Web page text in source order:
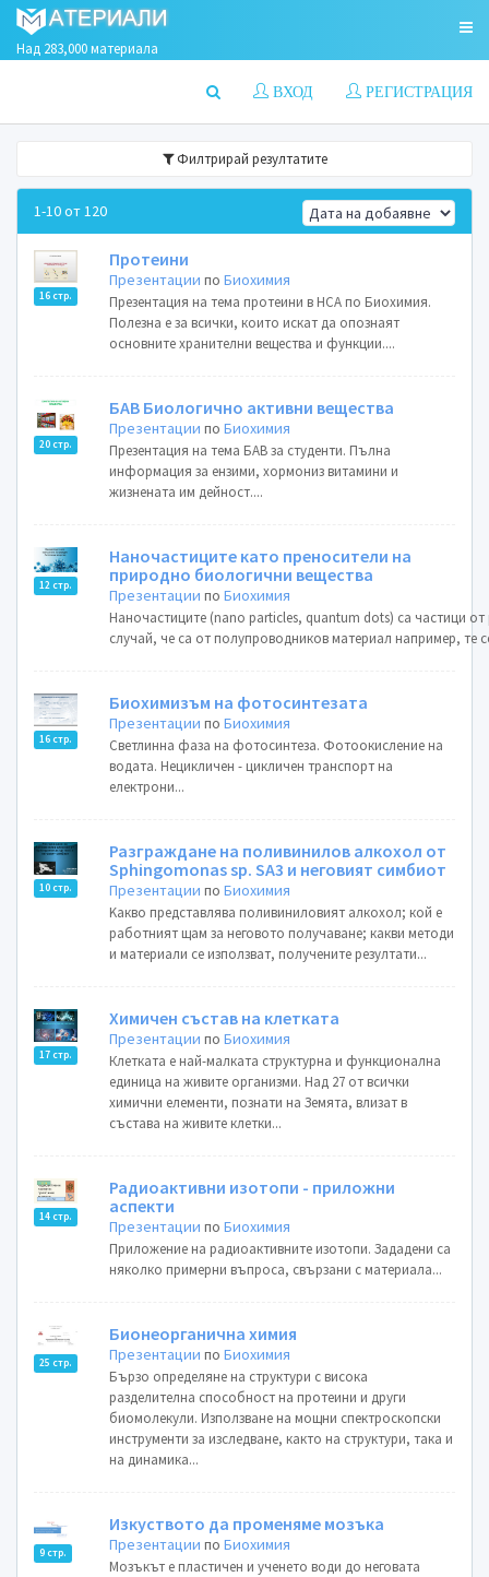
Над 283,000 материала
РЕГИСТРАЦИЯ
ВХОД
Филтрирай резултатите
1-10 от 120
16 стр.
Протеини
Презентации поБиохимия
Презентация на тема протеини в НСА по Биохимия.
Полезна е за всички, които искат да опознаят
основните хранителни вещества и функции....
20 стр.
БАВ Биологично активни вещества
Презентации поБиохимия
Презентация на тема БАВ за студенти. Пълна
информация за ензими, хормониз витамини и
жизнената им дейност....
12 стр.
Наночастиците като преносители на
природно биологични вещества
Презентации поБиохимия
Наночастиците (nano particles, quantum dots) са частици
случай, че са от полупроводников материал например, те
16 стр.
Биохимизъм на фотосинтезата
Презентации поБиохимия
Светлинна фаза на фотосинтеза. Фотоокисление на
водата. Нецикличен - цикличен транспорт на
електрони...
10 стр.
Разграждане на поливинилов алкохол от
Sphingomonas sp. SA3 и неговият симбиот
Презентации поБиохимия
Kакво представлява поливиниловият алкохол; кой е
работният щам за неговото получаване; какви методи
и материали се използват, получените резултати...
17 стр.
Химичен състав на клетката
Презентации поБиохимия
Клетката е най-малката структурна и функционална
единица на живите организми. Над 27 от всички
химични елементи, познати на Земята, влизат в
състава на живите клетки...
14 стр.
Радиоактивни изотопи - приложни
аспекти
Презентации поБиохимия
Приложение на радиоактивните изотопи. Зададени са
няколко примерни въпроса, свързани с материала...
25 стр.
Бионеорганична химия
Презентации поБиохимия
Бързо определяне на структури с висока
разделителна способност на протеини и други
биомолекули. Използване на мощни спектроскопски
инструменти за изследване, както на структури, така и
на динамика...
9 стр.
Изкуството да променяме мозъка
Презентации поБиохимия
Мозъкът е пластичен и ученето води до неговата